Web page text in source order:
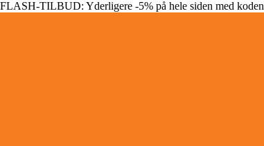
FLASH-TILBUD: Yderligere -5% på hele siden med koden